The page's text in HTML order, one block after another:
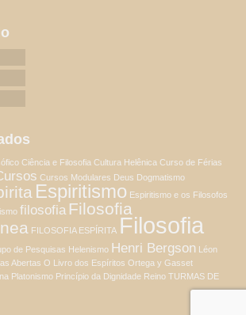
Ciência e Filosofia Cultura Helênica Curso de Férias
Cursos Modulares Deus Dogmatismo
Espiritismo Espiritismo e os Filosofos
filosofia Filosofia
FILOSOFIA ESPÍRITA Filosofia
de Pesquisas Helenismo Henri Bergson Léon
Abertas O Livro dos Espíritos Ortega y Gasset
Platonismo Princípio da Dignidade Reino TURMAS DE